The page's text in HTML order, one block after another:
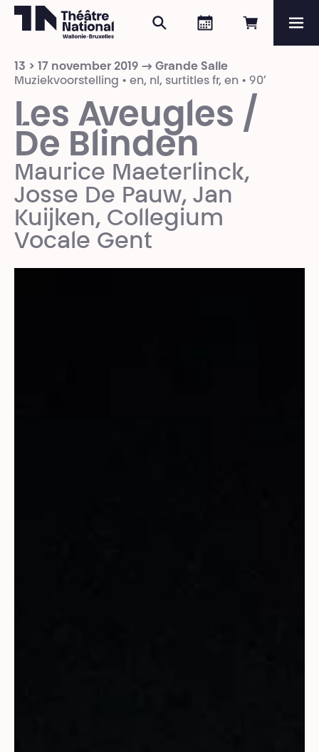
Online
Agenda
Zoeken
Magazine
Programma
13 > 17 november 2019 → Grande Salle
Muziekvoorstelling • en, nl, surtitles fr, en • 90’
Les Aveugles /
De Blinden
Maurice Maeterlinck,
Josse De Pauw, Jan
Kuijken, Collegium
Vocale Gent